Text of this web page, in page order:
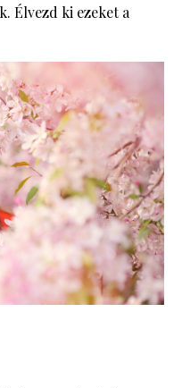
Élvezd ki ezeket a